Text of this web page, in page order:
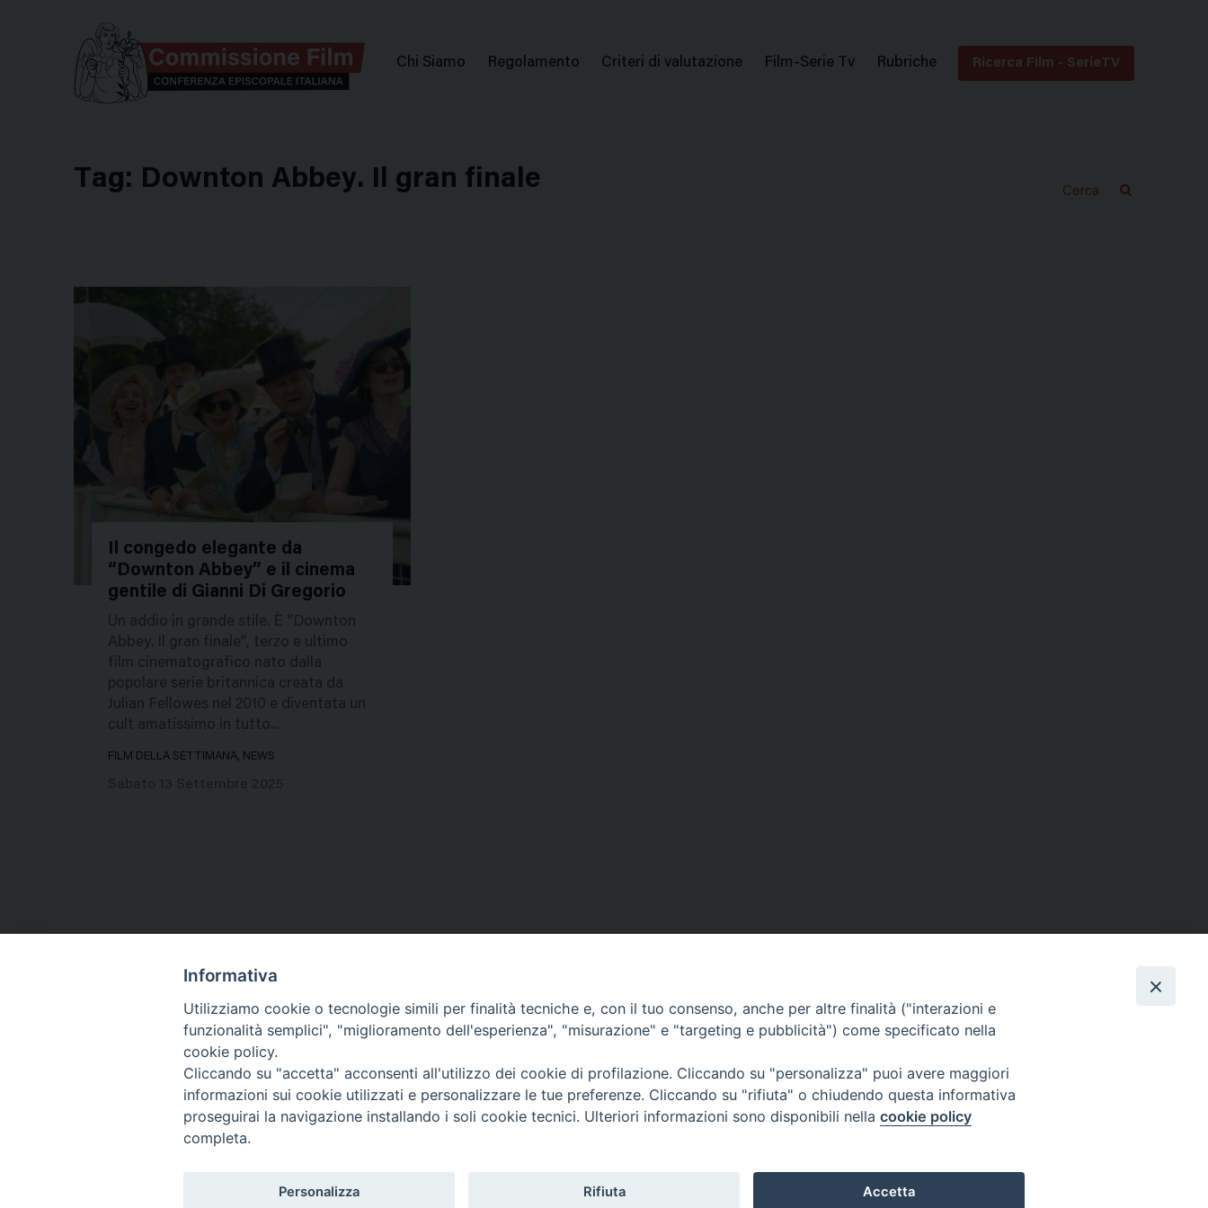
Menu
Chi Siamo Regolamento Criteri di valutazione Film-Serie Tv Rubriche Ricerca Film - SerieTV
Tag: Downton Abbey. Il gran finale
853733
Il congedo elegante da
“Downton Abbey” e il cinema
gentile di Gianni Di Gregorio
Un addio in grande stile. È “Downton
Abbey. Il gran finale”, terzo e ultimo
film cinematografico nato dalla
popolare serie britannica creata da
Julian Fellowes nel 2010 e diventata un
cult amatissimo in tutto...
FILM DELLA SETTIMANA, NEWS
Contatti & Info
C.ne Aurelia, 50 – 00165 Roma
Credits
Scrivi a: cnvf@chiesacattolica.it
Privacy Policy
Titolo
Informativa
Utilizziamo cookie o tecnologie simili per finalità tecniche e, con il tuo consenso, anche per altre finalità ("interazioni e
funzionalità semplici", "miglioramento dell'esperienza", "misurazione" e "targeting e pubblicità") come specificato nella
cookie policy.
Cliccando su "accetta" acconsenti all'utilizzo dei cookie di profilazione. Cliccando su "personalizza" puoi avere maggiori
informazioni sui cookie utilizzati e personalizzare le tue preferenze. Cliccando su "rifiuta" o chiudendo questa informativa
proseguirai la navigazione installando i soli cookie tecnici. Ulteriori informazioni sono disponibili nella cookie policy
completa.
Personalizza Rifiuta Accetta